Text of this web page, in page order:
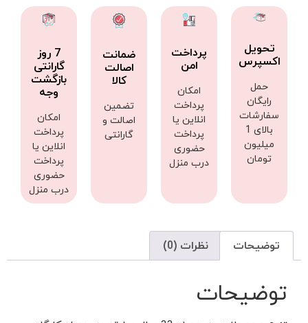
تحویل
اکسپرس
حمل
رایگان
سفارشات
بالای 1
میلیون
تومان
پرداخت
امن
امکان
پرداخت
انلاین یا
پرداخت
حضوری
درب منزل
ضمانت
اصالت
کالا
تضمین
اصالت و
گارانتی
7 روز
گارانتی
بازگشت
وجه
امکان
پرداخت
انلاین یا
پرداخت
حضوری
درب منزل
توضیحات نظرات (0)
توضیحات